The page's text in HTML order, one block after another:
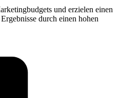
und erzielen einen
durch einen hohen